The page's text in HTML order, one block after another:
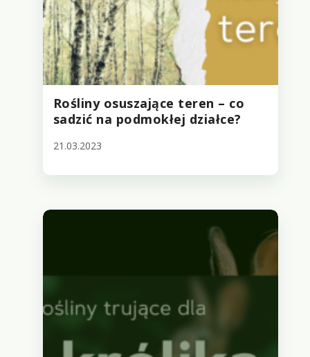
Rośliny osuszające teren – co
sadzić na podmokłej działce?
21.03.2023